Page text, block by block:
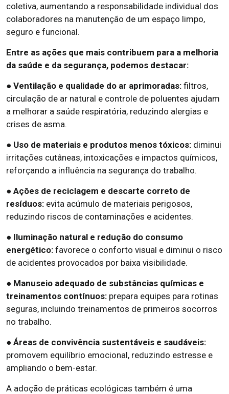
coletiva, aumentando a responsabilidade individual dos
colaboradores na manutenção de um espaço limpo,
seguro e funcional.
Entre as ações que mais contribuem para a melhoria
da saúde e da segurança, podemos destacar:
● Ventilação e qualidade do ar aprimoradas: filtros,
circulação de ar natural e controle de poluentes ajudam
a melhorar a saúde respiratória, reduzindo alergias e
crises de asma.
● Uso de materiais e produtos menos tóxicos: diminui
irritações cutâneas, intoxicações e impactos químicos,
reforçando a influência na segurança do trabalho.
● Ações de reciclagem e descarte correto de
resíduos: evita acúmulo de materiais perigosos,
reduzindo riscos de contaminações e acidentes.
● Iluminação natural e redução do consumo
energético: favorece o conforto visual e diminui o risco
de acidentes provocados por baixa visibilidade.
● Manuseio adequado de substâncias químicas e
treinamentos contínuos: prepara equipes para rotinas
seguras, incluindo treinamentos de primeiros socorros
no trabalho.
● Áreas de convivência sustentáveis e saudáveis:
promovem equilíbrio emocional, reduzindo estresse e
ampliando o bem-estar.
A adoção de práticas ecológicas também é uma